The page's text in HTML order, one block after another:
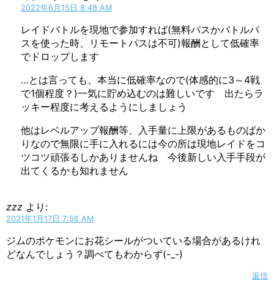
2022年6月15日 8:48 AM
レイドバトルを現地で参加すれば(無料パスかバトルパ
スを使った時、リモートパスは不可)報酬として低確率
でドロップします
…とは言っても、本当に低確率なので(体感的に3～4戦
で1個程度？)一気に貯め込むのは難しいです 出たらラ
ッキー程度に考えるようにしましょう
他はレベルアップ報酬等、入手量に上限があるものばか
りなので無限に手に入れるには今の所は現地レイドをコ
ツコツ頑張るしかありませんね 今後新しい入手手段が
出てくるかも知れません
zzz より:
2021年1月17日 7:56 AM
ジムのポケモンにお花シールがついている場合があるけれ
どなんでしょう？調べてもわからず(-_-)
返信